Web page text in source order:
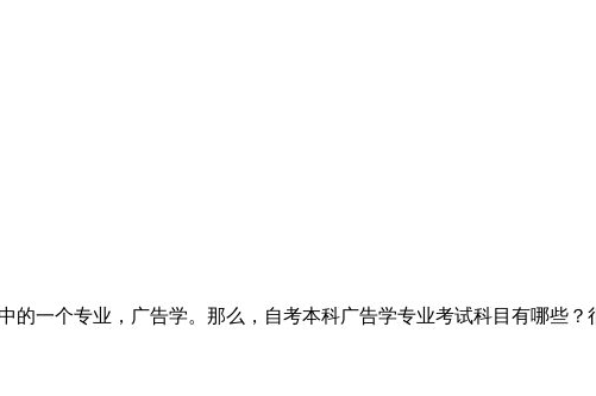
的一个专业，广告学。那么，自考本科广告学专业考试科目有哪些